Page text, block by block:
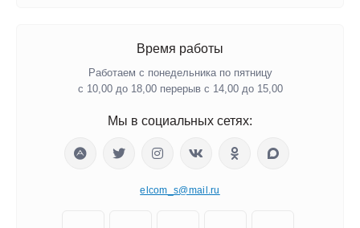
Время работы
Работаем с понедельника по пятницу
с 10,00 до 18,00 перерыв с 14,00 до 15,00
Мы в социальных сетях:
elcom_s@mail.ru